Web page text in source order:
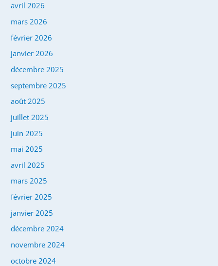
avril 2026
mars 2026
février 2026
janvier 2026
décembre 2025
septembre 2025
août 2025
juillet 2025
juin 2025
mai 2025
avril 2025
mars 2025
février 2025
janvier 2025
décembre 2024
novembre 2024
octobre 2024